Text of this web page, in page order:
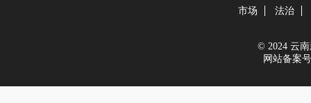
市场 法治
© 2024 云南
网站备案